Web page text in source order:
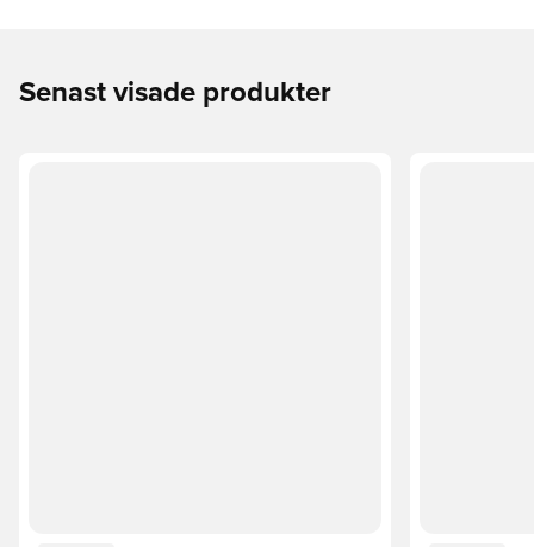
Senast visade produkter